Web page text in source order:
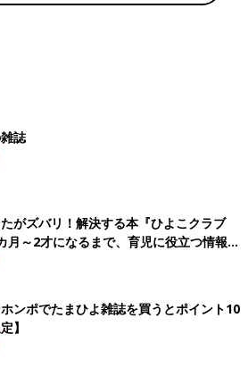
まーにの前駆
たのを覚えてる。寝落ち。
？なんだ？の違和感で起きる。肛門あ
室内かなり暑く汗か。と思い寝ようと
誌
がズバリ！解決する本『ひよこクラブ
～2才になるまで、育児に役立つ情報が
ンポでたまひよ雑誌を買うとポイント10
】